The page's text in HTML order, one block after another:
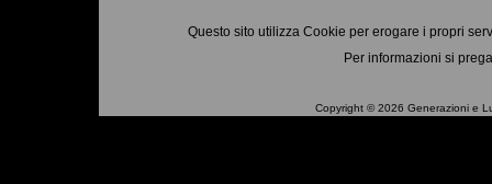
Questo sito utilizza Cookie per erogare i propri
Per informazioni si
Copyright © 2026 Generazioni e